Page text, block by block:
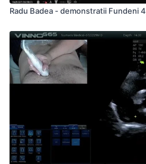
Radu Badea - demonstratii Fundeni 4